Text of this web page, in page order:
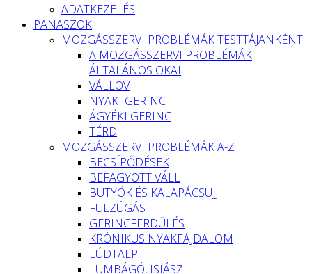
ADATKEZELÉS
PANASZOK
MOZGÁSSZERVI PROBLÉMÁK TESTTÁJANKÉNT
A MOZGÁSSZERVI PROBLÉMÁK
ÁLTALÁNOS OKAI
VÁLLÖV
NYAKI GERINC
ÁGYÉKI GERINC
TÉRD
MOZGÁSSZERVI PROBLÉMÁK A-Z
BECSÍPŐDÉSEK
BEFAGYOTT VÁLL
BÜTYÖK ÉS KALAPÁCSUJJ
FÜLZÚGÁS
GERINCFERDÜLÉS
KRÓNIKUS NYAKFÁJDALOM
LÚDTALP
LUMBÁGÓ, ISIÁSZ